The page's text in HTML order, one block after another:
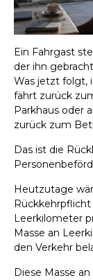
Ein Fahrgast
der ihn
Was jetzt folgt,
fährt zurück
Parkhaus oder
zurück zum
Das ist die
Heutzutage
Rückkehrpflicht
Leerkilometer
Masse an
den Verkehr
Diese Masse